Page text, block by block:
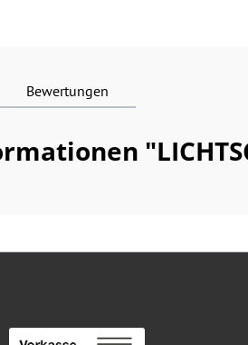
Bewertungen